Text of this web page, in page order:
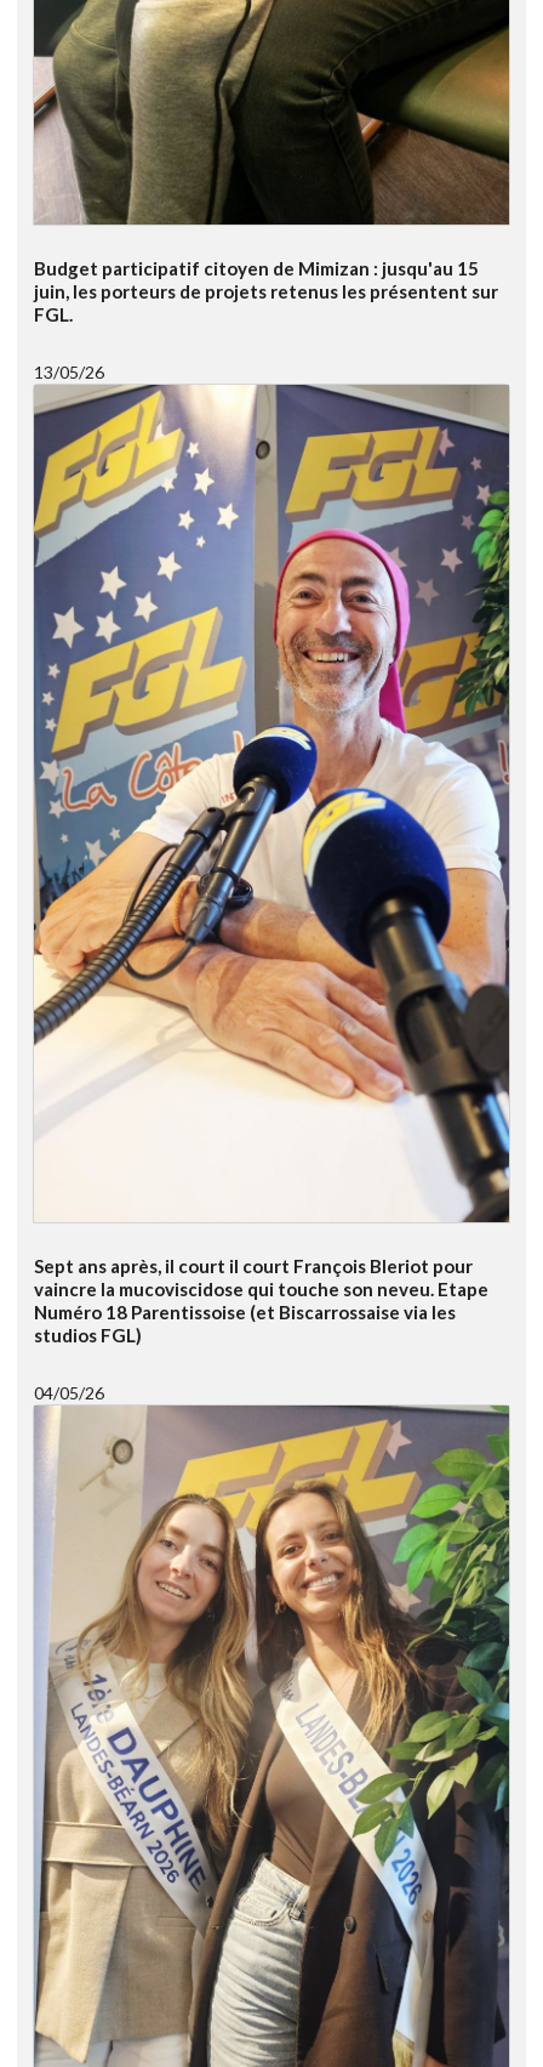
Budget participatif citoyen de Mimizan : jusqu'au 15
juin, les porteurs de projets retenus les présentent sur
FGL.
13/05/26
Sept ans après, il court il court François Bleriot pour
vaincre la mucoviscidose qui touche son neveu. Etape
Numéro 18 Parentissoise (et Biscarrossaise via les
studios FGL)
04/05/26